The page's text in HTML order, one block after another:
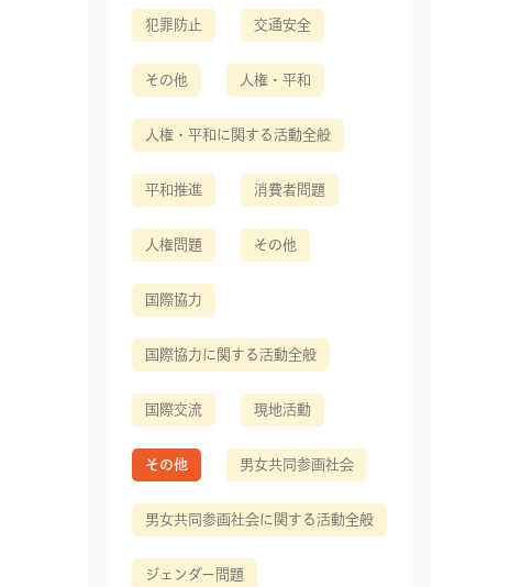
犯罪防止 交通安全
その他 人権・平和
人権・平和に関する活動全般
平和推進 消費者問題
人権問題 その他
国際協力
国際協力に関する活動全般
国際交流 現地活動
その他 男女共同参画社会
男女共同参画社会に関する活動全般
ジェンダー問題